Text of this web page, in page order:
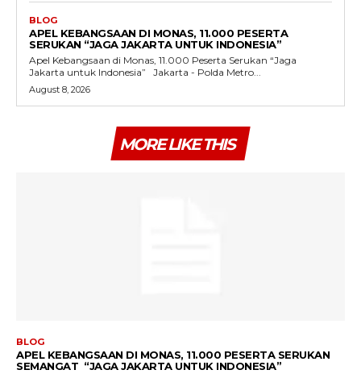
BLOG
APEL KEBANGSAAN DI MONAS, 11.000 PESERTA
SERUKAN “JAGA JAKARTA UNTUK INDONESIA”
Apel Kebangsaan di Monas, 11.000 Peserta Serukan “Jaga
Jakarta untuk Indonesia” Jakarta - Polda Metro...
August 8, 2026
MORE LIKE THIS
BLOG
APEL KEBANGSAAN DI MONAS, 11.000 PESERTA SERUKAN
SEMANGAT “JAGA JAKARTA UNTUK INDONESIA”